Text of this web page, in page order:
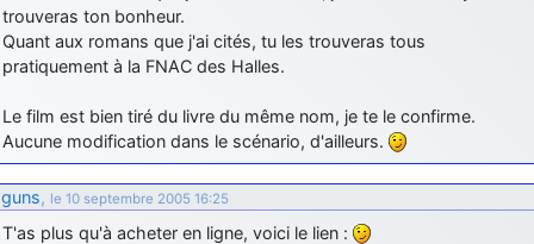
trouveras ton bonheur.
Quant aux romans que j'ai cités, tu les trouveras tous
pratiquement à la FNAC des Halles.
Le film est bien tiré du livre du même nom, je te le confirme.
Aucune modification dans le scénario, d'ailleurs.
guns, le 10 septembre 2005 16:25
T'as plus qu'à acheter en ligne, voici le lien :